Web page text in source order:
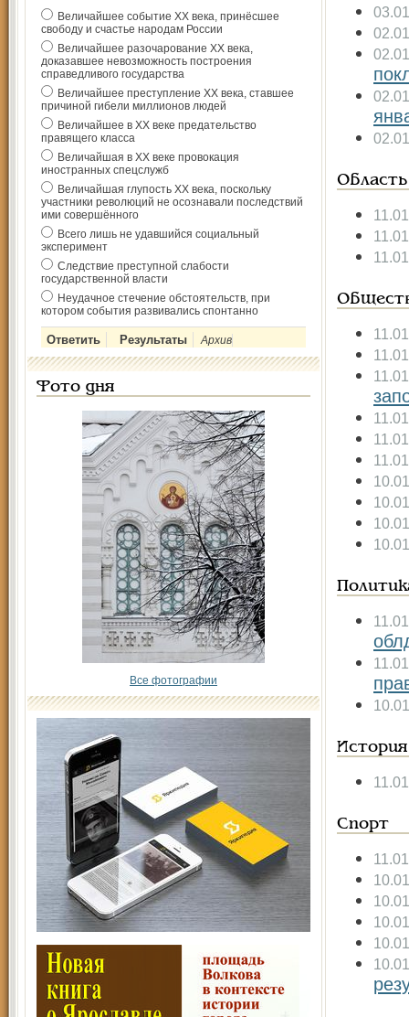
Величайшее событие ХХ века, принёсшее
свободу и счастье народам России
Величайшее разочарование ХХ века,
доказавшее невозможность построения
справедливого государства
Величайшее преступление ХХ века, ставшее
причиной гибели миллионов людей
Величайшее в ХХ веке предательство
правящего класса
Величайшая в ХХ веке провокация
иностранных спецслужб
Величайшая глупость ХХ века, поскольку
участники революций не осознавали последствий
ими совершённого
Всего лишь не удавшийся социальный
эксперимент
Следствие преступной слабости
государственной власти
Неудачное стечение обстоятельств, при
котором события развивались спонтанно
Архив
Фото дня
Все фотографии
Область
История
Спорт